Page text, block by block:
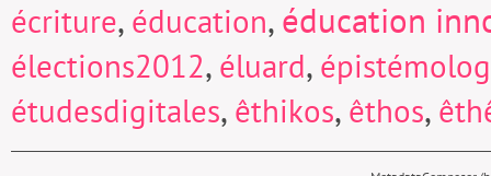
écriture, éducation,éducation
élections2012, éluard,
étudesdigitales, êthikos, êthos,